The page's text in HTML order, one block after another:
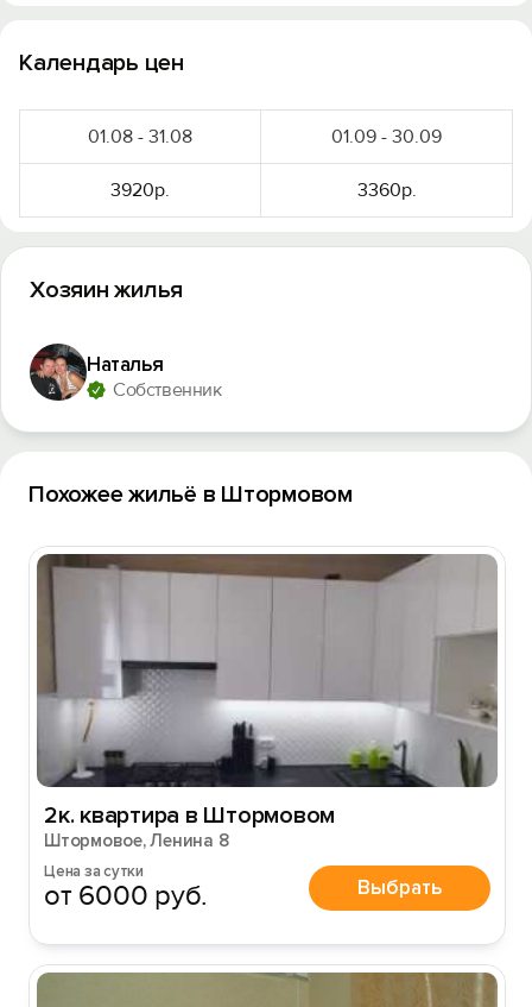
Календарь цен
01.08 - 31.08 01.09 - 30.09
3920р. 3360р.
Хозяин жилья
Наталья
Собственник
Похожее жильё в Штормовом
2к. квартира в Штормовом
Штормовое, Ленина 8
Цена за сутки
от 6000 руб. Выбрать